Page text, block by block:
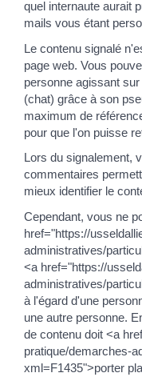
quel internaute aurait
mails vous étant
Le contenu signalé
page web. Vous
personne agissant
(chat) grâce à son
maximum de
pour que l'on puisse
Lors du signalement,
commentaires
mieux identifier le
Cependant, vous ne
href="https://
administratives/
<a href="https://
administratives/
à l'égard d'une
une autre personne.
de contenu doit <a
pratique/demarches-
xml=F1435">porter